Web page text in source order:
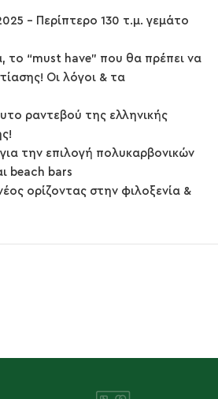
– Περίπτερο 130 τ.μ. γεμάτο
τo “must have” που θα πρέπει να
Οι λόγοι & τα
ραντεβού της ελληνικής
την επιλογή πολυκαρβονικών
beach bars
ορίζοντας στην φιλοξενία &